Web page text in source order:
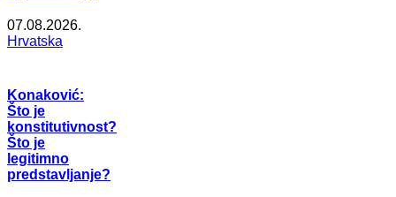
07.08.2026.
Hrvatska
Konaković:
Što je
konstitutivnost?
Što je
legitimno
predstavljanje?